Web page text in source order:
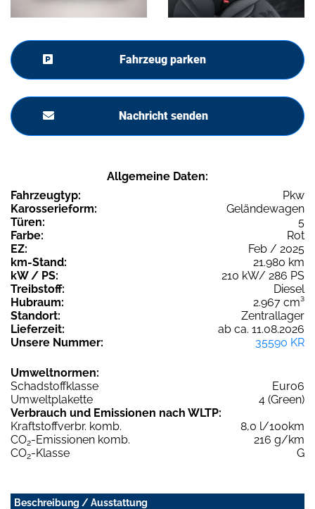
Fahrzeug parken
Nachricht senden
Allgemeine Daten:
Fahrzeugtyp:
Pkw
Karosserieform:
Geländewagen
Türen:
5
Farbe:
Rot
EZ:
Feb / 2025
km-Stand:
21.980 km
kW / PS:
210 kW/ 286 PS
Treibstoff:
Diesel
Hubraum:
2.967 cm³
Standort:
Zentrallager
Lieferzeit:
ab ca. 11.08.2026
Unsere Nummer:
35590 KR
Umweltnormen:
Schadstoffklasse
Euro6
Umweltplakette
4 (Green)
Verbrauch und Emissionen nach WLTP:
Kraftstoffverbr. komb.
8,0 l/100km
CO2-Emissionen komb.
216 g/km
CO2-Klasse G
Beschreibung / Ausstattung